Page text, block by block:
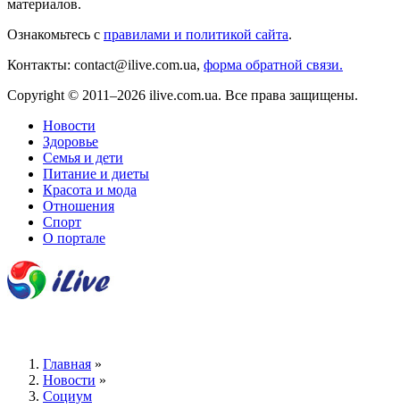
материалов.
Ознакомьтесь с правилами и политикой сайта.
Контакты: contact@ilive.com.ua, форма обратной связи.
Copyright © 2011–2026 ilive.com.ua. Все права защищены.
Новости
Здоровье
Семья и дети
Питание и диеты
Красота и мода
Отношения
Спорт
О портале
Главная »
Новости »
Социум